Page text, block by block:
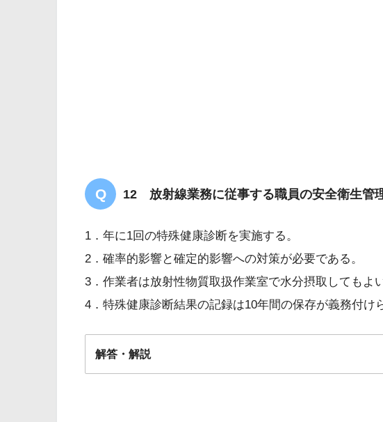
12 放射線業務に従事する職員の安全衛生管
1．年に1回の特殊健康診断を実施する。
2．確率的影響と確定的影響への対策が必要である。
3．作業者は放射性物質取扱作業室で水分摂取してもよい
4．特殊健康診断結果の記録は10年間の保存が義務付け
解答・解説